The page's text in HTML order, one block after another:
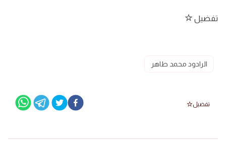
تفضيل
الرادود محمد طاهر
تفضيل